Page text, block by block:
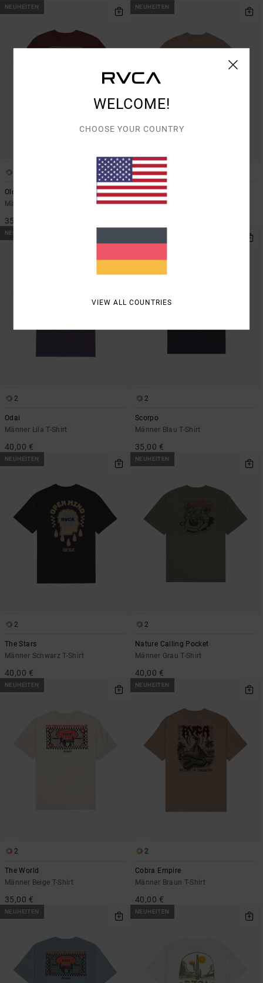
NEUHEITEN
Old West
Männer Rot T-Shirt
35,00 €
NEUHEITEN
2
Steadfast
Männer Braun T-Shirt
NEUHEITEN
2
Odai
Männer Lila T-Shirt
40,00 €
2
Scorpo
Männer Blau T-Shirt
35,00 €
NEUHEITEN
2
The Stars
Männer Schwarz T-Shirt
40,00 €
NEUHEITEN
2
Nature Calling Pocket
Männer Grau T-Shirt
40,00 €
NEUHEITEN
2
The World
Männer Beige T-Shirt
35,00 €
NEUHEITEN
2
Cobra Empire
Männer Braun T-Shirt
40,00 €
NEUHEITEN NEUHEITEN
WELCOME!
CHOOSE YOUR COUNTRY
VIEW ALL COUNTRIES